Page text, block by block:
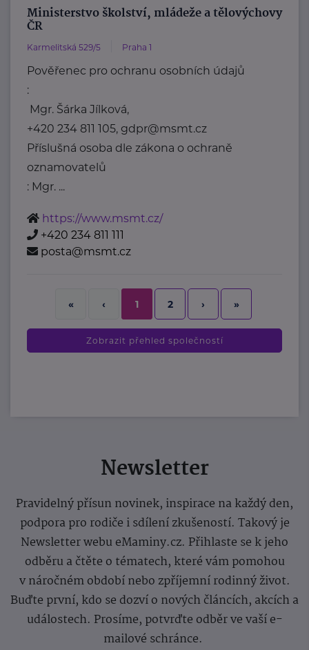
Ministerstvo školství, mládeže a tělovýchovy
ČR
Karmelitská 529/5 Praha 1
Pověřenec pro ochranu osobních údajů
:
Mgr. Šárka Jílková,
+420 234 811 105, gdpr@msmt.cz
Příslušná osoba dle zákona o ochraně
oznamovatelů
: Mgr. ...
https://www.msmt.cz/
+420 234 811 111
posta@msmt.cz
« ‹ 1 2 › »
Zobrazit přehled společností
Newsletter
Pravidelný přísun novinek, inspirace na každý den,
podpora pro rodiče i sdílení zkušeností. Takový je
Newsletter webu eMaminy.cz. Přihlaste se k jeho
odběru a čtěte o tématech, které vám pomohou
v náročném období nebo zpříjemní rodinný život.
Buďte první, kdo se dozví o nových článcích, akcích a
událostech. Prosíme, potvrďte odběr ve vaší e-
mailové schránce.